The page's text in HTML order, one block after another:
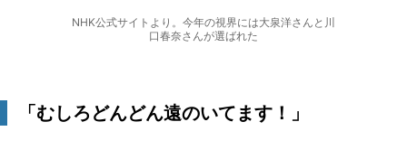
NHK公式サイトより。今年の視界には大泉洋さんと川
口春奈さんが選ばれた
「むしろどんどん遠のいてます！」